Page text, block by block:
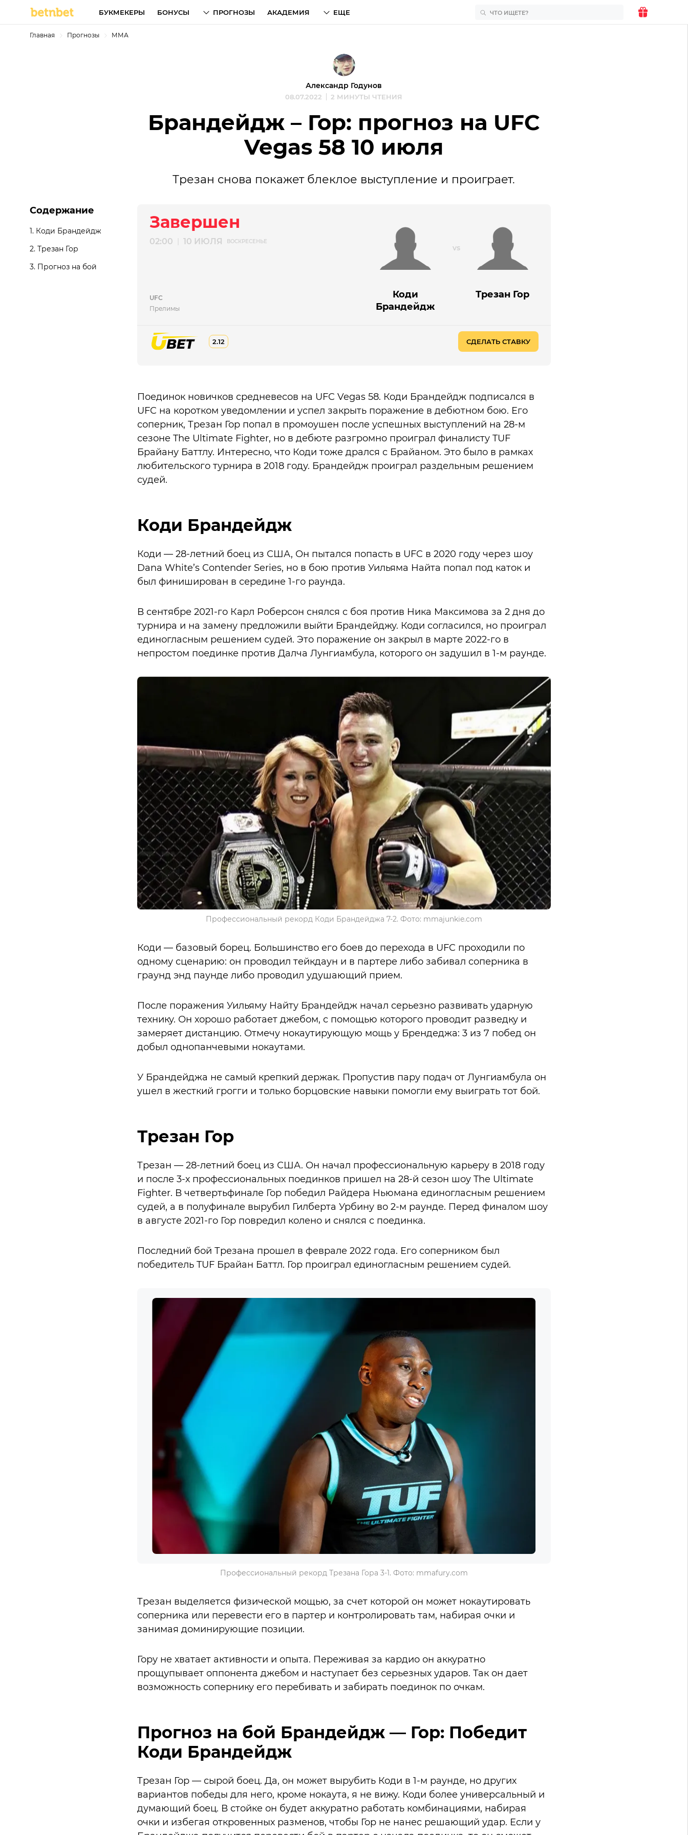
БУКМЕКЕРЫ БОНУСЫ ПРОГНОЗЫ АКАДЕМИЯ ЕЩЕ
Главная Прогнозы ММА
Александр Годунов
08.07.2022 2 МИНУТЫ ЧТЕНИЯ
Брандейдж – Гор: прогноз на UFC
Vegas 58 10 июля
Трезан снова покажет блеклое выступление и проиграет.
Содержание
1. Коди Брандейдж
2. Трезан Гор
3. Прогноз на бой
Коди
Брандейдж
Трезан Гор
Завершен
02:00 10 ИЮЛЯ ВОСКРЕСЕНЬЕ
UFC
Прелимы
2.12 СДЕЛАТЬ СТАВКУ
Поединок новичков средневесов на UFC Vegas 58. Коди Брандейдж подписался в
UFC на коротком уведомлении и успел закрыть поражение в дебютном бою. Его
соперник, Трезан Гор попал в промоушен после успешных выступлений на 28-м
сезоне The Ultimate Fighter, но в дебюте разгромно проиграл финалисту TUF
Брайану Баттлу. Интересно, что Коди тоже дрался с Брайаном. Это было в рамках
любительского турнира в 2018 году. Брандейдж проиграл раздельным решением
судей.
Коди Брандейдж
Коди — 28-летний боец из США, Он пытался попасть в UFC в 2020 году через шоу
Dana White’s Contender Series, но в бою против Уильяма Найта попал под каток и
был финиширован в середине 1-го раунда.
В сентябре 2021-го Карл Роберсон снялся с боя против Ника Максимова за 2 дня до
турнира и на замену предложили выйти Брандейджу. Коди согласился, но проиграл
единогласным решением судей. Это поражение он закрыл в марте 2022-го в
непростом поединке против Далча Лунгиамбула, которого он задушил в 1-м раунде.
Профессиональный рекорд Коди Брандейджа 7-2. Фото: mmajunkie.com
Коди — базовый борец. Большинство его боев до перехода в UFC проходили по
одному сценарию: он проводил тейкдаун и в партере либо забивал соперника в
граунд энд паунде либо проводил удушающий прием.
После поражения Уильяму Найту Брандейдж начал серьезно развивать ударную
технику. Он хорошо работает джебом, с помощью которого проводит разведку и
замеряет дистанцию. Отмечу нокаутирующую мощь у Брендеджа: 3 из 7 побед он
добыл однопанчевыми нокаутами.
У Брандейджа не самый крепкий держак. Пропустив пару подач от Лунгиамбула он
ушел в жесткий грогги и только борцовские навыки помогли ему выиграть тот бой.
Трезан Гор
Трезан — 28-летний боец из США. Он начал профессиональную карьеру в 2018 году
и после 3-х профессиональных поединков пришел на 28-й сезон шоу The Ultimate
Fighter. В четвертьфинале Гор победил Райдера Ньюмана единогласным решением
судей, а в полуфинале вырубил Гилберта Урбину во 2-м раунде. Перед финалом шоу
в августе 2021-го Гор повредил колено и снялся с поединка.
Последний бой Трезана прошел в феврале 2022 года. Его соперником был
победитель TUF Брайан Баттл. Гор проиграл единогласным решением судей.
Профессиональный рекорд Трезана Гора 3-1. Фото: mmafury.com
Трезан выделяется физической мощью, за счет которой он может нокаутировать
соперника или перевести его в партер и контролировать там, набирая очки и
занимая доминирующие позиции.
Гору не хватает активности и опыта. Переживая за кардио он аккуратно
прощупывает оппонента джебом и наступает без серьезных ударов. Так он дает
возможность сопернику его перебивать и забирать поединок по очкам.
Прогноз на бой Брандейдж — Гор: Победит
Коди Брандейдж
Трезан Гор — сырой боец. Да, он может вырубить Коди в 1-м раунде, но других
вариантов победы для него, кроме нокаута, я не вижу. Коди более универсальный и
думающий боец. В стойке он будет аккуратно работать комбинациями, набирая
очки и избегая откровенных разменов, чтобы Гор не нанес решающий удар. Если у